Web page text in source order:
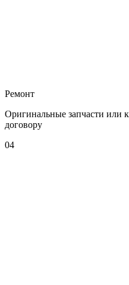
Ремонт
Оригинальные запчасти или
договору
04